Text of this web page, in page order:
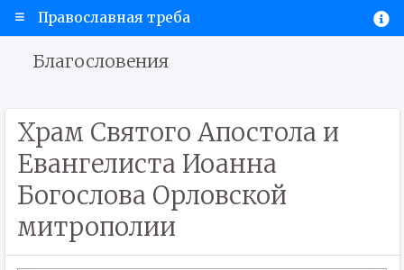
Православная треба
Благословения
Храм Святого Апостола и
Евангелиста Иоанна
Богослова Орловской
митрополии